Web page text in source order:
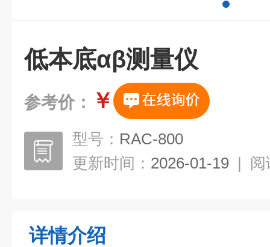
低本底αβ测量仪
参考价： ￥
型号： RAC-800
更新时间： 2026-01-19 | 阅
详情介绍